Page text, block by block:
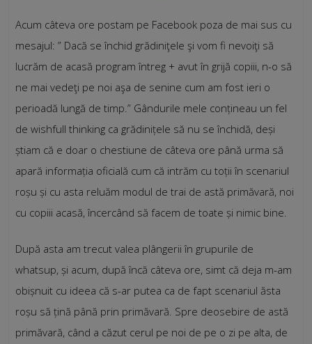
Acum câteva ore postam pe Facebook poza de mai sus cu
mesajul: ” Dacă se închid grădiniţele şi vom fi nevoiţi să
lucrăm de acasă program întreg + avut în grijă copiii, n-o să
ne mai vedeţi pe noi aşa de senine cum am fost ieri o
perioadă lungă de timp.” Gândurile mele conțineau un fel
de wishfull thinking ca grădinițele să nu se închidă, deși
știam că e doar o chestiune de câteva ore până urma să
apară informația oficială cum că intrăm cu toții în scenariul
roșu și cu asta reluăm modul de trai de astă primăvară, noi
cu copiii acasă, încercând să facem de toate și nimic bine.
După asta am trecut valea plângerii în grupurile de
whatsup, și acum, după încă câteva ore, simt că deja m-am
obișnuit cu ideea că s-ar putea ca de fapt scenariul ăsta
roșu să țină până prin primăvară. Spre deosebire de astă
primăvară, când a căzut cerul pe noi de pe o zi pe alta, de